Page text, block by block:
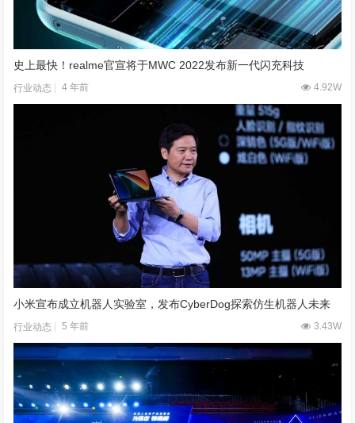
史上最快！realme官宣将于MWC 2022发布新一代闪充科技
行业动态 4 年前 4.92W
小米宣布成立机器人实验室，发布CyberDog探索仿生机器人未来
行业动态 5 年前 3.43W